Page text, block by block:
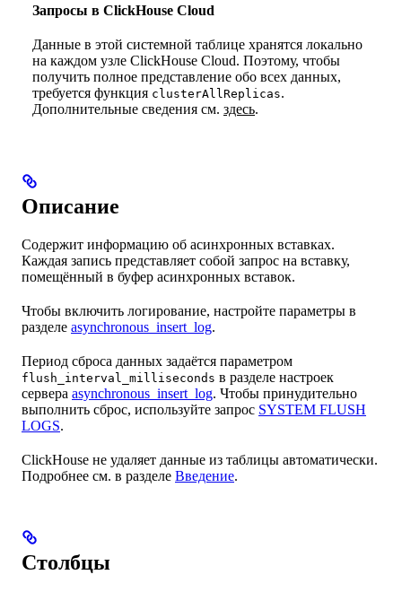
Запросы в ClickHouse Cloud
Данные в этой системной таблице хранятся локально
на каждом узле ClickHouse Cloud. Поэтому, чтобы
получить полное представление обо всех данных,
требуется функция clusterAllReplicas.
Дополнительные сведения см. здесь.
Описание
Содержит информацию об асинхронных вставках.
Каждая запись представляет собой запрос на вставку,
помещённый в буфер асинхронных вставок.
Чтобы включить логирование, настройте параметры в
разделе asynchronous_insert_log.
Период сброса данных задаётся параметром
flush_interval_milliseconds в разделе настроек
сервера asynchronous_insert_log. Чтобы принудительно
выполнить сброс, используйте запрос SYSTEM FLUSH
LOGS.
ClickHouse не удаляет данные из таблицы автоматически.
Подробнее см. в разделе Введение.
Столбцы